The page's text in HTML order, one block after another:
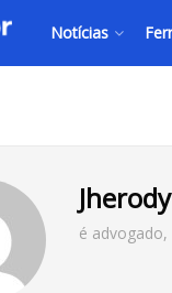
Notícias
é